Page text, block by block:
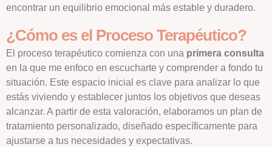
encontrar un equilibrio emocional más estable y duradero.
¿Cómo es el Proceso Terapéutico?
El proceso terapéutico comienza con una primera consulta
en la que me enfoco en escucharte y comprender a fondo tu
situación. Este espacio inicial es clave para analizar lo que
estás viviendo y establecer juntos los objetivos que deseas
alcanzar. A partir de esta valoración, elaboramos un plan de
tratamiento personalizado, diseñado específicamente para
ajustarse a tus necesidades y expectativas.